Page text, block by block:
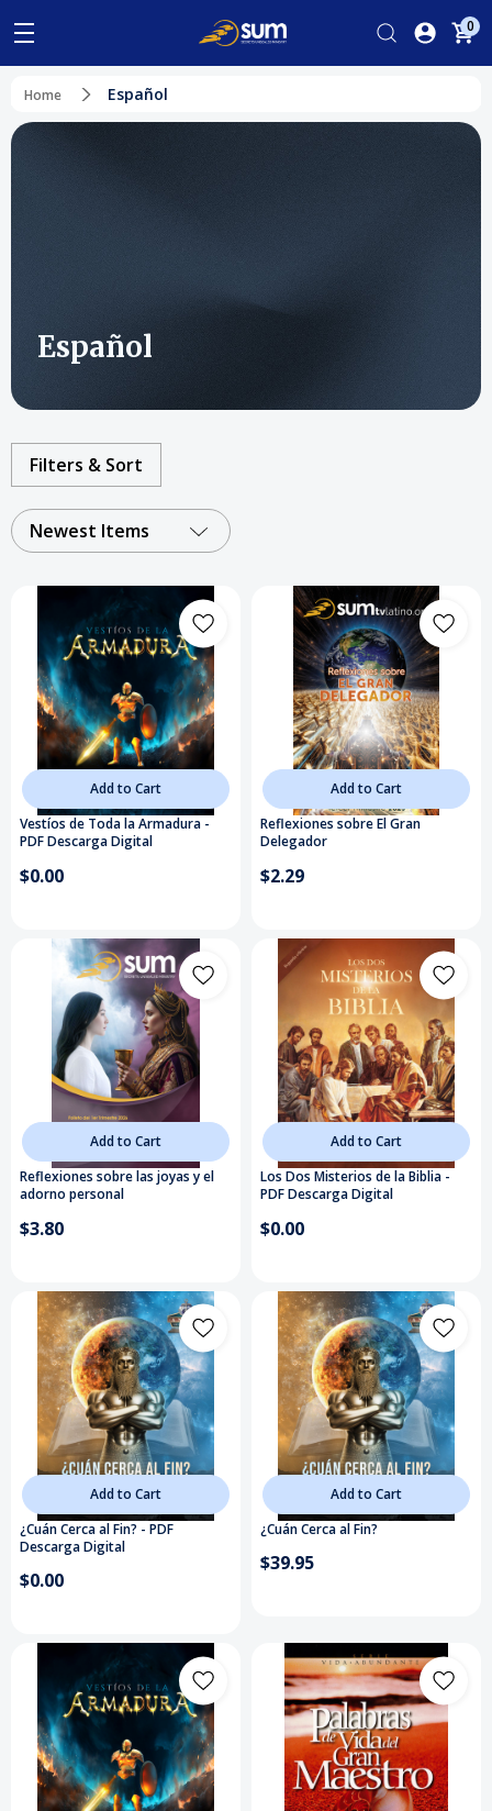
0
Home Español
Español
Filters & Sort
Newest Items
Add to Cart
Vestíos de Toda la Armadura -
PDF Descarga Digital
$0.00
Add to Cart
Reflexiones sobre El Gran
Delegador
$2.29
Add to Cart
Reflexiones sobre las joyas y el
adorno personal
$3.80
Add to Cart
Los Dos Misterios de la Biblia -
PDF Descarga Digital
$0.00
Add to Cart
¿Cuán Cerca al Fin? - PDF
Descarga Digital
$0.00
Add to Cart
¿Cuán Cerca al Fin?
$39.95